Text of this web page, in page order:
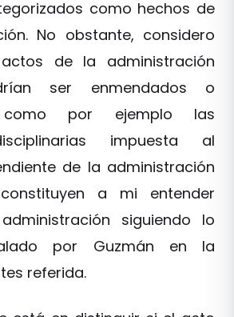
como hechos de
No obstante, considero
de la administración
ser enmendados o
como por ejemplo las
impuesta al
de la administración
a mi entender
siguiendo lo
por Guzmán en la
referida.